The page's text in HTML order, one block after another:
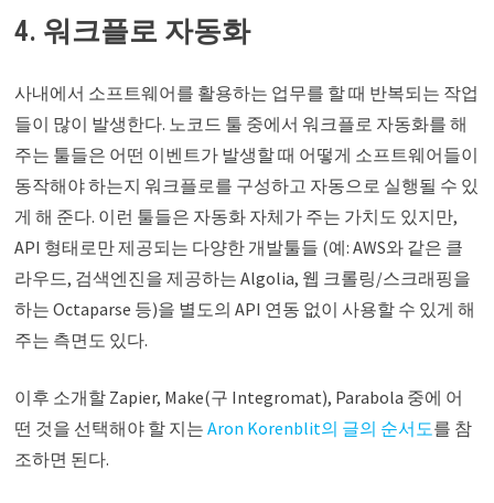
4. 워크플로 자동화
사내에서 소프트웨어를 활용하는 업무를 할 때 반복되는 작업
들이 많이 발생한다. 노코드 툴 중에서 워크플로 자동화를 해
주는 툴들은 어떤 이벤트가 발생할 때 어떻게 소프트웨어들이
동작해야 하는지 워크플로를 구성하고 자동으로 실행될 수 있
게 해 준다. 이런 툴들은 자동화 자체가 주는 가치도 있지만,
API 형태로만 제공되는 다양한 개발툴들 (예: AWS와 같은 클
라우드, 검색엔진을 제공하는 Algolia, 웹 크롤링/스크래핑을
하는 Octaparse 등)을 별도의 API 연동 없이 사용할 수 있게 해
주는 측면도 있다.
이후 소개할 Zapier, Make(구 Integromat), Parabola 중에 어
떤 것을 선택해야 할 지는Aron Korenblit의 글의 순서도를 참
조하면 된다.